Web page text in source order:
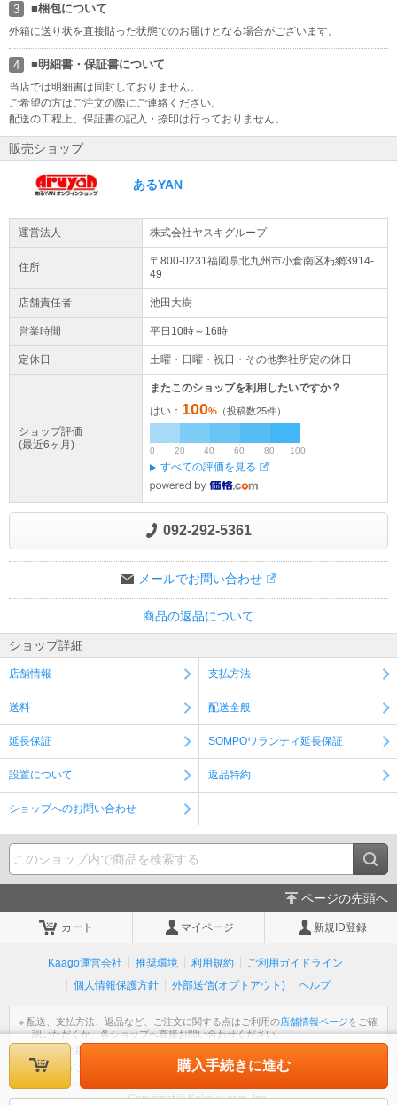
です。 領収書は商品の出荷後にURLより発行ください。※代金引換
を除く https://kaago.com/order/receipt/
ラッピング・熨斗のサービスにつきまして
ラッピング・熨斗のサービスにつきまして、誠に申し訳ございませ
んが、 当店では承っておりませんので、予めご了承いただけますよ
う、何卒よろしくお願い申し上げます。
商品について
当店の商品はすべて新品商品です。
配送業者との契約の都合上、 現在、家電引取/回収サービスを休止さ
ただけますようよろしくお願い申し上げます。
3 ■梱包について
外箱に送り状を直接貼った状態でのお届けとなる場合がございます。
4 ■明細書・保証書について
当店では明細書は同封しておりません。
ご希望の方はご注文の際にご連絡ください。
配送の工程上、保証書の記入・捺印は行っておりません。
販売ショップ
あるYAN
運営法人 株式会社ヤスキグループ
住所 〒800-0231福岡県北九州市小倉南区朽網3914-
49
店舗責任者 池田大樹
営業時間 平日10時～16時
定休日 土曜・日曜・祝日・その他弊社所定の休日
ショップ評価
(最近6ヶ月)
またこのショップを利用したいですか？
はい： 100% （投稿数25件）
0 20 40 60 80 100
すべての評価を見る
092-292-5361
メールでお問い合わせ
商品の返品について
ショップ詳細
店舗情報 支払方法
送料 配送全般
延長保証 SOMPOワランティ延長保証
設置について 返品特約
ショップへのお問い合わせ
購入手続きに進む
ページの先頭へ
カート マイページ 新規ID登録
Kaago運営会社 推奨環境 利用規約
ご利用ガイドライン
個人情報保護方針
外部送信(オプトアウト) ヘルプ
※ 配送、支払方法、返品など、ご注文に関する点はご利用の店舗情報ページをご確
認いただくか、各ショップへ直接お問い合わせください。
※ 個人情報の取扱いについては
※ 不明な点がございましたら
をご覧ください。
Copyright © Kakaku.com, Inc.